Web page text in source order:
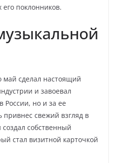
его поклонников.
май сделал настоящий
и завоевал
России, но и за ее
свежий взгляд в
создал собственный
стал визитной карточкой